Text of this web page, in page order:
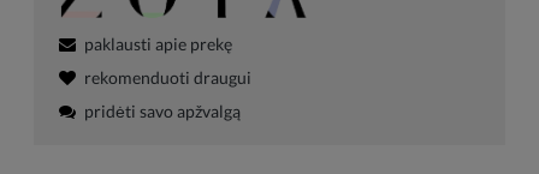
paklausti apie prekę
rekomenduoti draugui
pridėti savo apžvalgą